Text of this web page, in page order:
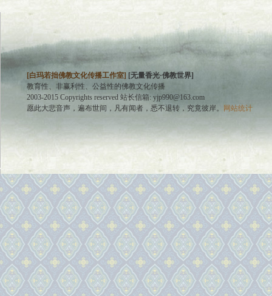
[白玛若拙佛教文化传播工作室] [无量香光·佛教世界]
教育性、非赢利性、公益性的佛教文化传播
2003-2015 Copyrights reserved 站长信箱: yjp990@163.com
愿此大悲音声，遍布世间，凡有闻者，悉不退转，究竟彼岸。
网站统计